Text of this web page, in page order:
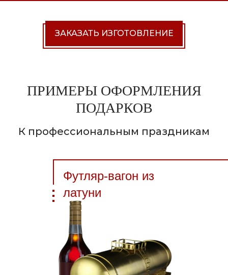
ЗАКАЗАТЬ ИЗГОТОВЛЕНИЕ
ПРИМЕРЫ ОФОРМЛЕНИЯ
ПОДАРКОВ
К профессиональным праздникам
Футляр-вагон из
латуни